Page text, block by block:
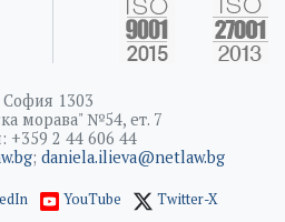
София 1303
морава" №54, ет. 7
+359 2 44 606 44
; daniela.ilieva@netlaw.bg
YouTube Twitter-X